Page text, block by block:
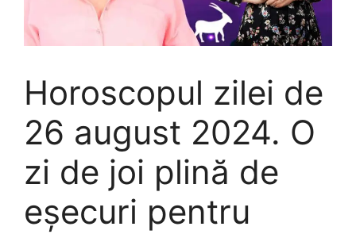
Horoscopul zilei de
26 august 2024. O
zi de joi plină de
eșecuri pentru